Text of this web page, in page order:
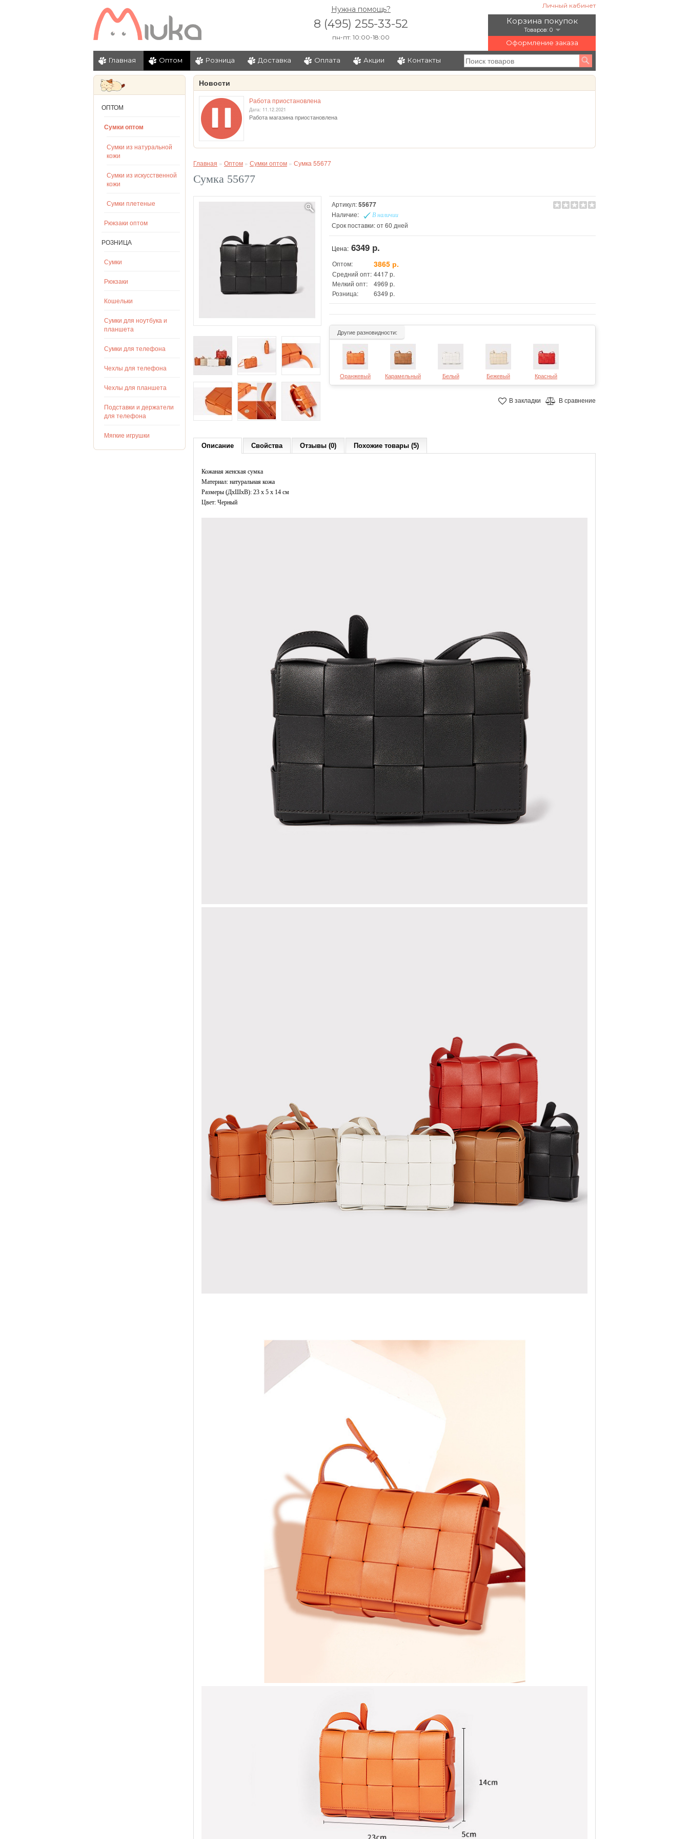
Личный кабинет
Корзина покупок
Товаров: 0
Оформление заказа
Нужна помощь?
8 (495) 255-33-52
пн-пт: 10:00-18:00
Главная Оптом Розница Доставка Оплата Акции Контакты
ОПТОМ
Сумки оптом
Сумки из натуральной
кожи
Сумки из искусственной
кожи
Сумки плетеные
Рюкзаки оптом
РОЗНИЦА
Сумки
Рюкзаки
Кошельки
Сумки для ноутбука и
планшета
Сумки для телефона
Чехлы для телефона
Чехлы для планшета
Подставки и держатели
для телефона
Мягкие игрушки
Новости
Работа приостановлена
Дата: 11.12.2021
Работа магазина приостановлена
Главная » Оптом » Сумки оптом » Сумка 55677
Сумка 55677
Артикул:55677
Наличие: В наличии
Срок поставки: от 60 дней
Цена: 6349 р.
Оптом: 3865 р.
Средний опт: 4417 р.
Мелкий опт:
4969 р.
Розница:
6349 р.
Другие разновидности:
Оранжевый Карамельный Белый Бежевый Красный
В закладки В сравнение
Описание Свойства Отзывы (0) Похожие товары (5)
Кожаная женская сумка
Материал: натуральная кожа
Размеры (ДxШхВ): 23 x 5 x 14 см
Цвет: Черный